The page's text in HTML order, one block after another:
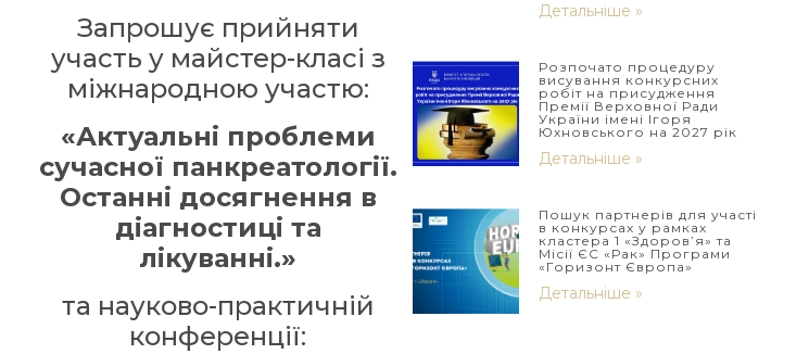
Запрошує прийняти
участь у майстер-класі з
міжнародною участю:​
«Актуальні проблеми
сучасної панкреатології.
Останні досягнення в
діагностиці та
лікуванні.»
​та науково-практичній
конференції:
Детальніше »
Розпочато процедуру
висування конкурсних
робіт на присудження
Премії Верховної Ради
України імені Ігоря
Юхновського на 2027 рік
Детальніше »
Пошук партнерів для участі
в конкурсах у рамках
кластера 1 «Здоров’я» та
Місії ЄС «Рак» Програми
«Горизонт Європа»
Детальніше »